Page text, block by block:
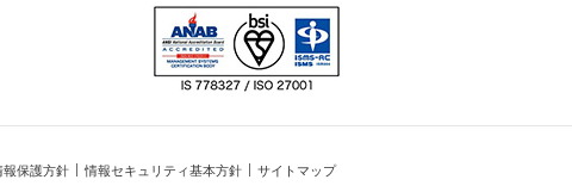
保護方針 情報セキュリティ基本方針 サイトマップ